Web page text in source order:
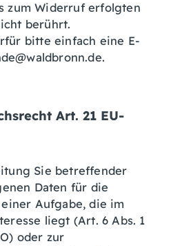
zum Widerruf erfolgten
berührt.
bitte einfach eine E-
Art. 21 EU-
Sie betreffender
Daten für die
Aufgabe, die im
liegt (Art. 6 Abs. 1
oder zur